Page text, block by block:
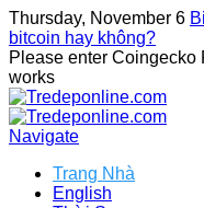
Thursday, November 6
bitcoin hay không?
Please enter Coingecko
works
Navigate
Trang Nhà
English